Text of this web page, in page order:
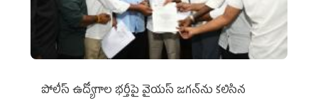
పోలీస్ ఉద్యోగాల భర్తీపై వైయస్ జగన్‌ను కలిసిన